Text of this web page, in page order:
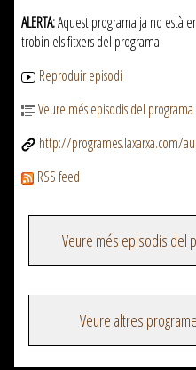
ALERTA:Aquest programa ja no està
trobin els fitxers del programa.
Reproduir episodi
Veure més episodis del programa
http://programes.laxarxa.com/
RSS feed
Veure més episodis del
Veure altres